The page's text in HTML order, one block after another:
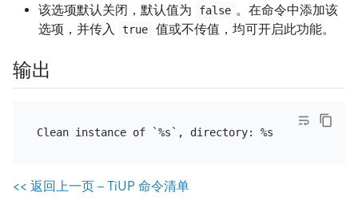
该选项默认关闭，默认值为 false 。在命令中添加该
选项，并传入
true 值或不传值，均可开启此功能。
输出
<< 返回上一页 - TiUP 命令清单